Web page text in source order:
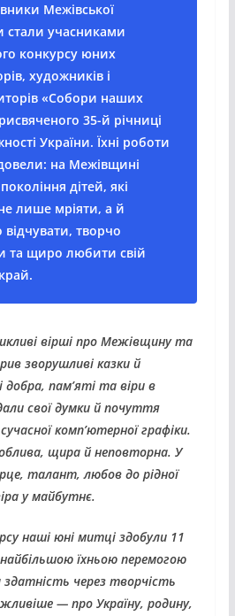
Межівської
стали учасниками
конкурсу юних
художників і
«Собори наших
35-й річниці
України. Їхні роботи
на Межівщині
дітей, які
лише мріяти, а й
відчувати, творчо
та щиро любити свій
вірші про Межівщину та
зворушливі казки й
добра, пам’яті та віри в
свої думки й почуття
комп’ютерної графіки.
щира й неповторна. У
талант, любов до рідної
у майбутнє.
наші юні митці здобули 11
їхньою перемогою
через творчість
— про Україну, родину,